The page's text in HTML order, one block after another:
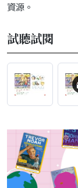
資源。
試聽試閱